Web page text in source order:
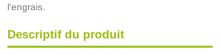
l'engrais.
Descriptif du produit